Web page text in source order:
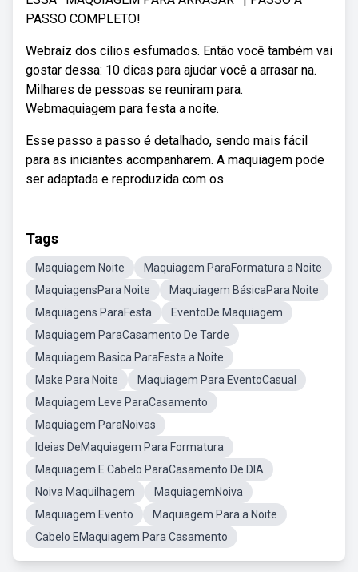
PASSO COMPLETO!
Webraíz dos cílios esfumados. Então você também vai
gostar dessa: 10 dicas para ajudar você a arrasar na.
Milhares de pessoas se reuniram para.
Webmaquiagem para festa a noite.
Esse passo a passo é detalhado, sendo mais fácil
para as iniciantes acompanharem. A maquiagem pode
ser adaptada e reproduzida com os.
Tags
Maquiagem Noite
Maquiagem ParaFormatura a Noite
MaquiagensPara Noite
Maquiagem BásicaPara Noite
Maquiagens ParaFesta
EventoDe Maquiagem
Maquiagem ParaCasamento De Tarde
Maquiagem Basica ParaFesta a Noite
Make Para Noite
Maquiagem Para EventoCasual
Maquiagem Leve ParaCasamento
Maquiagem ParaNoivas
Ideias DeMaquiagem Para Formatura
Maquiagem E Cabelo ParaCasamento De DIA
Noiva Maquilhagem
MaquiagemNoiva
Maquiagem Evento
Maquiagem Para a Noite
Cabelo EMaquiagem Para Casamento